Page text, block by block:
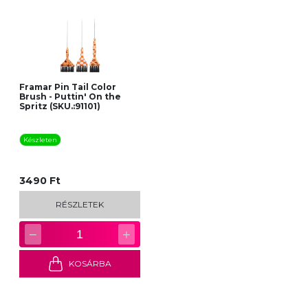
Framar Pin Tail Color
Brush - Puttin' On the
Spritz (SKU.:91101)
Készleten
3490 Ft
RÉSZLETEK
− 1 +
KOSÁRBA